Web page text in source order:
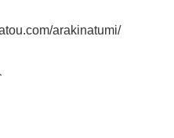
arakinatumi/